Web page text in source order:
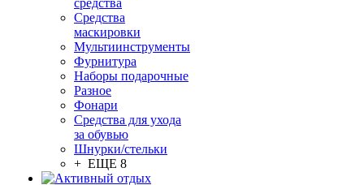
средства
Средства
маскировки
Мультиинструменты
Фурнитура
Наборы подарочные
Разное
Фонари
Средства для ухода
за обувью
Шнурки/стельки
+ ЕЩЕ 8